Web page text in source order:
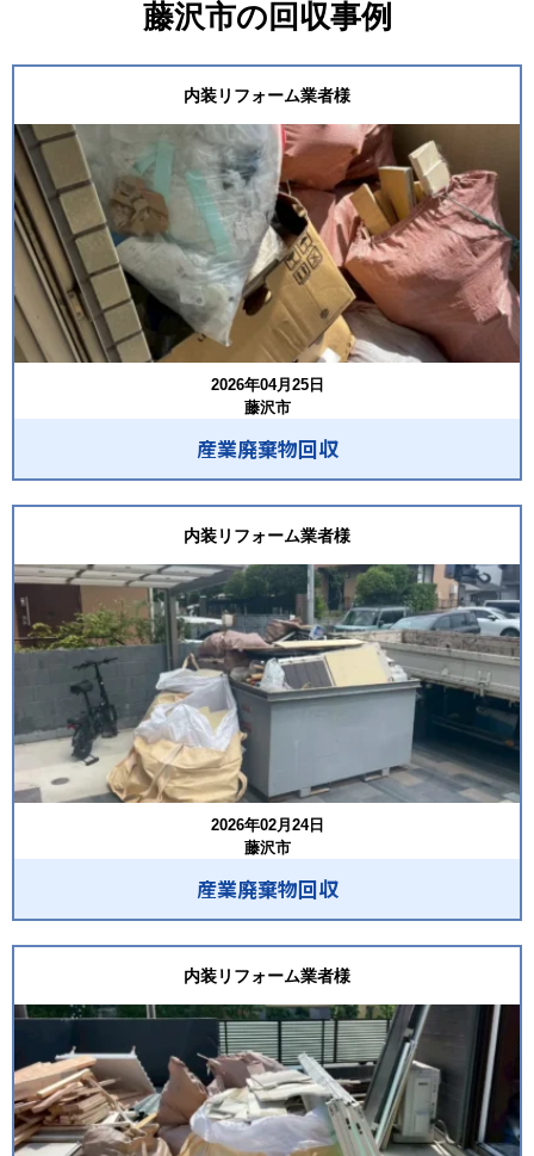
藤沢市の回収事例
内装リフォーム業者様
2026年04月25日
藤沢市
産業廃棄物回収
内装リフォーム業者様
2026年02月24日
藤沢市
産業廃棄物回収
内装リフォーム業者様